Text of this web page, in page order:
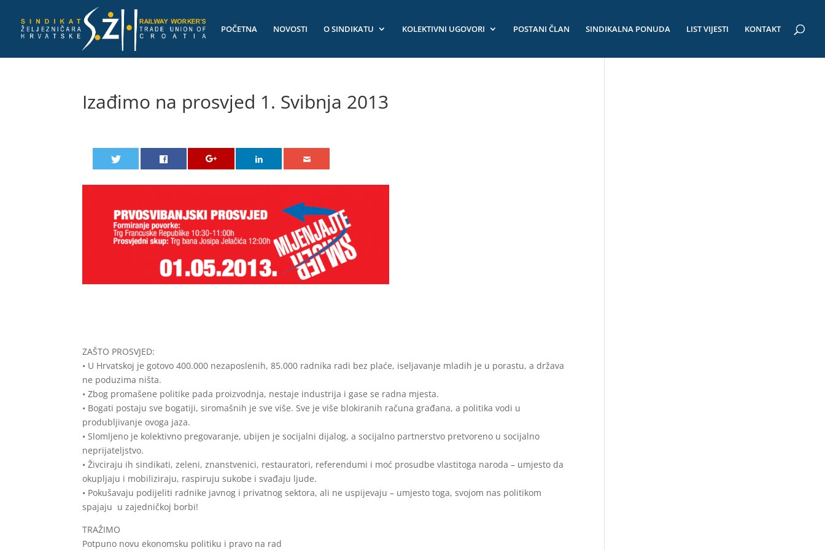
POČETNA NOVOSTI O SINDIKATU KOLEKTIVNI UGOVORI POSTANI ČLAN SINDIKALNA PONUDA LIST VIJESTI KONTAKT
Izađimo na prosvjed 1. Svibnja 2013
ZAŠTO PROSVJED:
• U Hrvatskoj je gotovo 400.000 nezaposlenih, 85.000 radnika radi bez plaće, iseljavanje mladih je u porastu, a država
ne poduzima ništa.
• Zbog promašene politike pada proizvodnja, nestaje industrija i gase se radna mjesta.
• Bogati postaju sve bogatiji, siromašnih je sve više. Sve je više blokiranih računa građana, a politika vodi u
produbljivanje ovoga jaza.
• Slomljeno je kolektivno pregovaranje, ubijen je socijalni dijalog, a socijalno partnerstvo pretvoreno u socijalno
neprijateljstvo.
• Živciraju ih sindikati, zeleni, znanstvenici, restauratori, referendumi i moć prosudbe vlastitoga naroda – umjesto da
okupljaju i mobiliziraju, raspiruju sukobe i svađaju ljude.
• Pokušavaju podijeliti radnike javnog i privatnog sektora, ali ne uspijevaju – umjesto toga, svojom nas politikom
spajaju u zajedničkoj borbi!
TRAŽIMO
Potpuno novu ekonomsku politiku i pravo na rad